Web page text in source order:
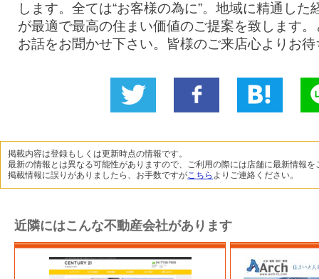
します。全ては“お客様の為に”。地域に精通した
が最適で最高の住まい価値のご提案を致します
お話をお聞かせ下さい。皆様のご来店心よりお
に投稿
ね！
掲載内容は登録もしくは更新時点の情報です。
最新の情報とは異なる可能性がありますので、ご利用の際には店舗に最新情報を
掲載情報に誤りがありましたら、お手数ですがこちら よりご連絡ください。
近隣にはこんな不動産会社があります